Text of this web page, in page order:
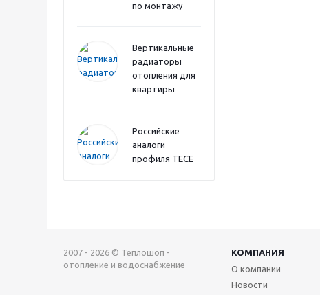
по монтажу
Вертикальные
радиаторы
отопления для
квартиры
Российские
аналоги
профиля TECE
2007 - 2026 © Теплошоп -
отопление и водоснабжение
КОМПАНИЯ
О компании
Новости